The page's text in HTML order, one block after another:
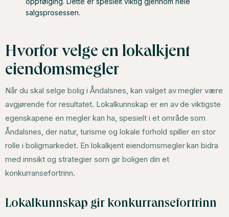
salgsprosessen.
Hvorfor velge en lokalkjent
eiendomsmegler
Når du skal selge bolig i Åndalsnes, kan valget av megler være
avgjørende for resultatet. Lokalkunnskap er en av de viktigste
egenskapene en megler kan ha, spesielt i et område som
Åndalsnes, der natur, turisme og lokale forhold spiller en stor
rolle i boligmarkedet. En lokalkjent eiendomsmegler kan bidra
med innsikt og strategier som gir boligen din et
konkurransefortrinn.
Lokalkunnskap gir konkurransefortrinn